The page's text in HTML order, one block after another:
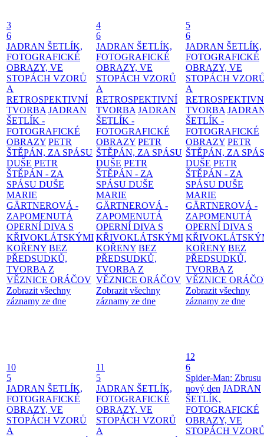
3
6
JADRAN ŠETLÍK,
FOTOGRAFICKÉ
OBRAZY, VE
STOPÁCH VZORŮ
A
RETROSPEKTIVNÍ
TVORBA JADRAN
ŠETLÍK -
FOTOGRAFICKÉ
OBRAZY PETR
ŠTĚPÁN, ZA SPÁSU
DUŠE PETR
ŠTĚPÁN - ZA
SPÁSU DUŠE
MARIE
GÄRTNEROVÁ -
ZAPOMENUTÁ
OPERNÍ DIVA S
KŘIVOKLÁTSKÝMI
KOŘENY BEZ
PŘEDSUDKŮ,
TVORBA Z
VĚZNICE ORÁČOV
Zobrazit všechny
záznamy ze dne
4
6
JADRAN ŠETLÍK,
FOTOGRAFICKÉ
OBRAZY, VE
STOPÁCH VZORŮ
A
RETROSPEKTIVNÍ
TVORBA JADRAN
ŠETLÍK -
FOTOGRAFICKÉ
OBRAZY PETR
ŠTĚPÁN, ZA SPÁSU
DUŠE PETR
ŠTĚPÁN - ZA
SPÁSU DUŠE
MARIE
GÄRTNEROVÁ -
ZAPOMENUTÁ
OPERNÍ DIVA S
KŘIVOKLÁTSKÝMI
KOŘENY BEZ
PŘEDSUDKŮ,
TVORBA Z
VĚZNICE ORÁČOV
Zobrazit všechny
záznamy ze dne
5
6
JADRAN ŠETLÍK,
FOTOGRAFICKÉ
OBRAZY, VE
STOPÁCH
A
TVORBA
ŠETLÍK -
FOTOGRAFICKÉ
OBRAZY PETR
ŠTĚPÁN, ZA
DUŠE PETR
ŠTĚPÁN - ZA
SPÁSU DUŠE
MARIE
GÄRTNEROVÁ -
ZAPOMENUTÁ
OPERNÍ DIVA S
KOŘENY BEZ
PŘEDSUDKŮ,
TVORBA Z
VĚZNICE
Zobrazit všechny
záznamy ze dne
10
5
JADRAN ŠETLÍK,
FOTOGRAFICKÉ
OBRAZY, VE
STOPÁCH VZORŮ
A
11
5
JADRAN ŠETLÍK,
FOTOGRAFICKÉ
OBRAZY, VE
STOPÁCH VZORŮ
A
12
6
Spider-Man: Zbrusu
nový den JADRAN
ŠETLÍK,
FOTOGRAFICKÉ
OBRAZY, VE
STOPÁCH